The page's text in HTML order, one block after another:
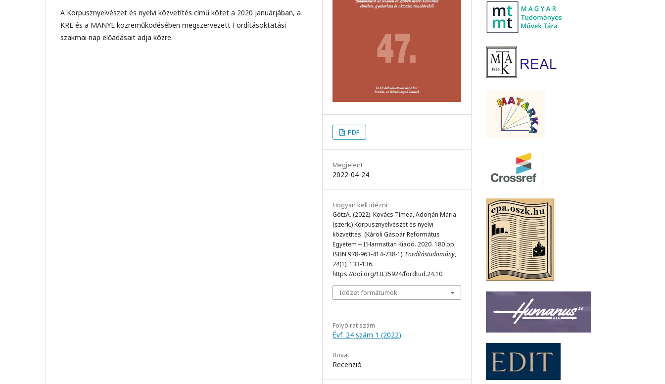
A Korpusznyelvészet és nyelvi közvetítés című kötet a 2020 januárjában, a
KRE és a MANYE közreműködésében megszervezett Fordításoktatási
szakmai nap előadásait adja közre.
PDF
Megjelent
2022-04-24
Hogyan kell idézni
GötzA. (2022). Kovács Tímea, Adorján Mária
(szerk.) Korpusznyelvészet és nyelvi
közvetítés: (Károli Gáspár Református
Egyetem ‒ L’Harmattan Kiadó. 2020. 180 pp,
ISBN 978-963-414-738-1). Fordítástudomány,
24(1), 133-136.
https://doi.org/10.35924/fordtud.24.10
Idézet formátumok
Folyóirat szám
Évf. 24 szám 1 (2022)
Rovat
Recenzió